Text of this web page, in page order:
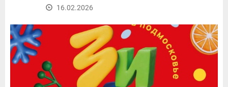
16.02.2026